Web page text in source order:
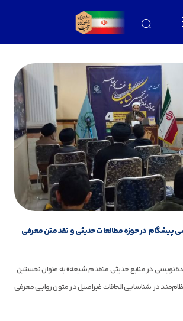
پیشگام در حوزه مطالعات حدیثی و نقد متن معرفی
در منابع حدیثی متقدم شیعه» به عنوان نخستین
در شناسایی الحاقات غیراصیل در متون روایی معرفی